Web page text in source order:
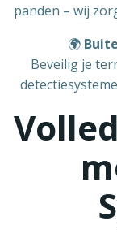
panden – wij
🌍
Beveilig je